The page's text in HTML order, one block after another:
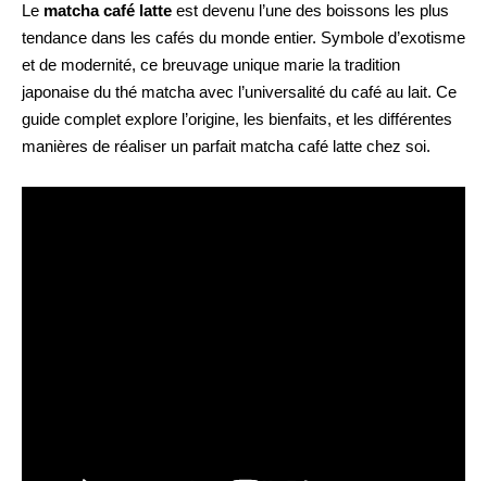
Le matcha café latte est devenu l’une des boissons les plus
tendance dans les cafés du monde entier. Symbole d’exotisme
et de modernité, ce breuvage unique marie la tradition
japonaise du thé matcha avec l’universalité du café au lait. Ce
guide complet explore l’origine, les bienfaits, et les différentes
manières de réaliser un parfait matcha café latte chez soi.